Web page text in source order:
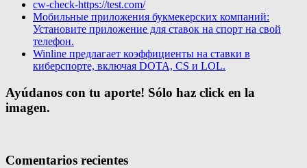
cw-check-https://test.com/
Мобильные приложения букмекерских компаний:
Установите приложение для ставок на спорт на свой
телефон.
Winline предлагает коэффициенты на ставки в
киберспорте, включая DOTA, CS и LOL.
Ayúdanos con tu aporte! Sólo haz click en la
imagen.
Comentarios recientes